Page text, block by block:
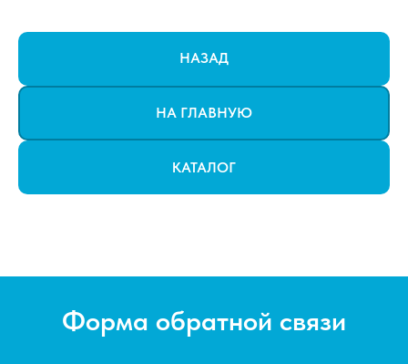
НАЗАД
НА ГЛАВНУЮ
КАТАЛОГ
Форма обратной связи